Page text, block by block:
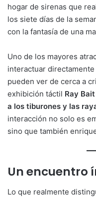
hogar de sirenas que
los siete días de la
con la fantasía de una
Uno de los mayores
interactuar
pueden ver de cerca a
exhibición táctil Ray
a los tiburones y las
interacción no solo es
sino que también
Un encuentro
Lo que realmente